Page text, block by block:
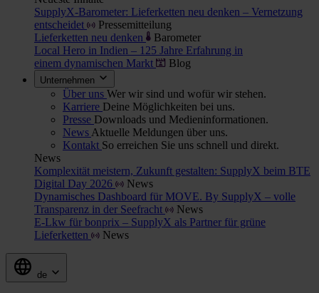
SupplyX-Barometer: Lieferketten neu denken – Vernetzung
entscheidet
Pressemitteilung
Lieferketten neu denken
Barometer
Local Hero in Indien – 125 Jahre Erfahrung in
einem dynamischen Markt
Blog
Unternehmen
Über uns Wer wir sind und wofür wir stehen.
Karriere Deine Möglichkeiten bei uns.
Presse Downloads und Medieninformationen.
News Aktuelle Meldungen über uns.
Kontakt So erreichen Sie uns schnell und direkt.
News
Komplexität meistern, Zukunft gestalten: SupplyX beim BTE
Digital Day 2026
News
Dynamisches Dashboard für MOVE. By SupplyX – volle
Transparenz in der Seefracht
News
E-Lkw für bonprix – SupplyX als Partner für grüne
Lieferketten
News
de